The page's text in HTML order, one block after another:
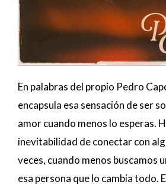
En palabras del propio Pedro
encapsula esa sensación de ser
amor cuando menos lo esperas.
inevitabilidad de conectar con
veces, cuando menos buscamos
esa persona que lo cambia todo.